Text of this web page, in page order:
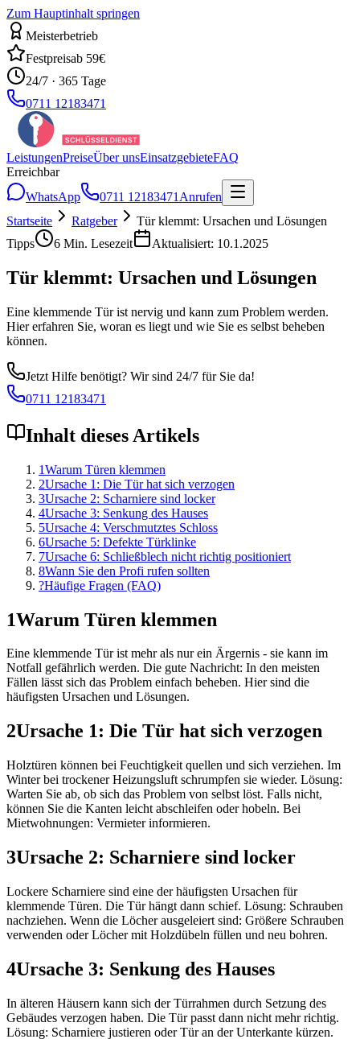
Zum Hauptinhalt springen
Meisterbetrieb
Festpreisab 59€
24/7 · 365 Tage
0711 12183471
LeistungenPreiseÜber unsEinsatzgebieteFAQ
Erreichbar
WhatsApp
0711 12183471 Anrufen
Startseite
Ratgeber
Tür klemmt: Ursachen und Lösungen
Tipps
6 Min. Lesezeit Aktualisiert: 10.1.2025
Tür klemmt: Ursachen und Lösungen
Eine klemmende Tür ist nervig und kann zum Problem werden.
Hier erfahren Sie, woran es liegt und wie Sie es selbst beheben
können.
Jetzt Hilfe benötigt? Wir sind 24/7 für Sie da!
0711 12183471
Inhalt dieses Artikels
1Warum Türen klemmen
2Ursache 1: Die Tür hat sich verzogen
3Ursache 2: Scharniere sind locker
4Ursache 3: Senkung des Hauses
5Ursache 4: Verschmutztes Schloss
6Ursache 5: Defekte Türklinke
7Ursache 6: Schließblech nicht richtig positioniert
8Wann Sie den Profi rufen sollten
?Häufige Fragen (FAQ)
1Warum Türen klemmen
Eine klemmende Tür ist mehr als nur ein Ärgernis - sie kann im
Notfall gefährlich werden. Die gute Nachricht: In den meisten
Fällen lässt sich das Problem einfach beheben. Hier sind die
häufigsten Ursachen und Lösungen.
2Ursache 1: Die Tür hat sich verzogen
Holztüren können bei Feuchtigkeit quellen und sich verziehen. Im
Winter bei trockener Heizungsluft schrumpfen sie wieder. Lösung:
Warten Sie ab, ob sich das Problem von selbst löst. Falls nicht,
können Sie die Kanten leicht abschleifen oder hobeln. Bei
Mietwohnungen: Vermieter informieren.
3Ursache 2: Scharniere sind locker
Lockere Scharniere sind eine der häufigsten Ursachen für
klemmende Türen. Die Tür hängt dann schief. Lösung: Schrauben
nachziehen. Wenn die Löcher ausgeleiert sind: Größere Schrauben
verwenden oder Löcher mit Holzdübeln füllen und neu bohren.
4Ursache 3: Senkung des Hauses
In älteren Häusern kann sich der Türrahmen durch Setzung des
Gebäudes verzogen haben. Die Tür passt dann nicht mehr richtig.
Lösung: Scharniere justieren oder Tür an der Unterkante kürzen.